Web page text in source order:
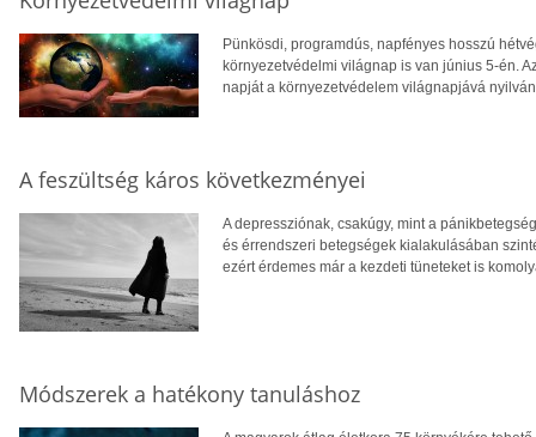
Pünkösdi, programdús, napfényes hosszú
környezetvédelmi világnap is van június 5-én.
napját a környezetvédelem világnapjává
A feszültség káros következményei
A depressziónak, csakúgy, mint a
és érrendszeri betegségek kialakulásában
ezért érdemes már a kezdeti tüneteket is
Módszerek a hatékony tanuláshoz